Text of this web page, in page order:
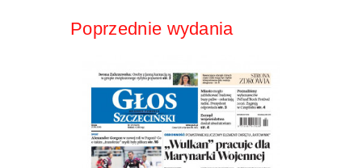
Poprzednie wydania